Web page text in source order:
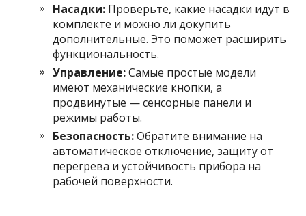
Насадки: Проверьте, какие насадки идут в
комплекте и можно ли докупить
дополнительные. Это поможет расширить
функциональность.
Управление:Самые простые модели
имеют механические кнопки, а
продвинутые — сенсорные панели и
режимы работы.
Безопасность:Обратите внимание на
автоматическое отключение, защиту от
перегрева и устойчивость прибора на
рабочей поверхности.